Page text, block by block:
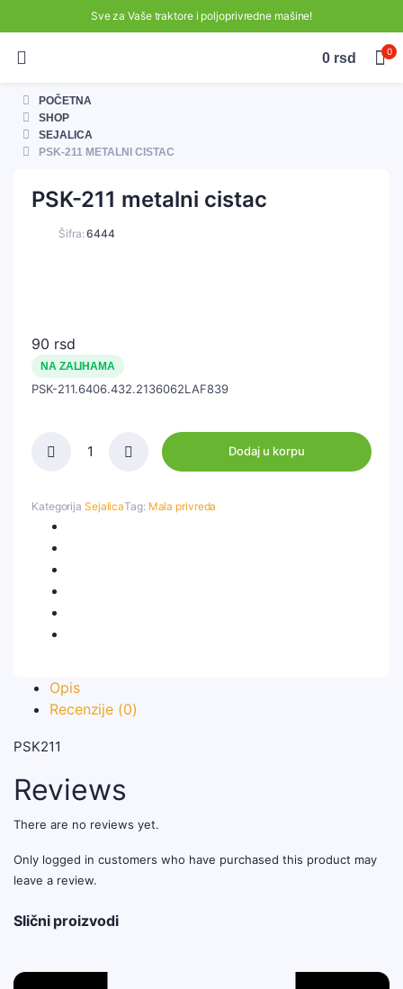
Sve za Vaše traktore i poljoprivredne mašine!
0 rsd 0
POČETNA
SHOP
SEJALICA
PSK-211 METALNI CISTAC
PSK-211 metalni cistac
Šifra:6444
90 rsd
NA ZALIHAMA
PSK-211.6406.432.2136062LAF839
PSK-
cistac
quantity
Dodaj u korpu
Kategorija SejalicaTag: Mala privreda
Opis
Recenzije (0)
PSK211
Reviews
There are no reviews yet.
Only logged in customers who have purchased this product may
leave a review.
Slični proizvodi